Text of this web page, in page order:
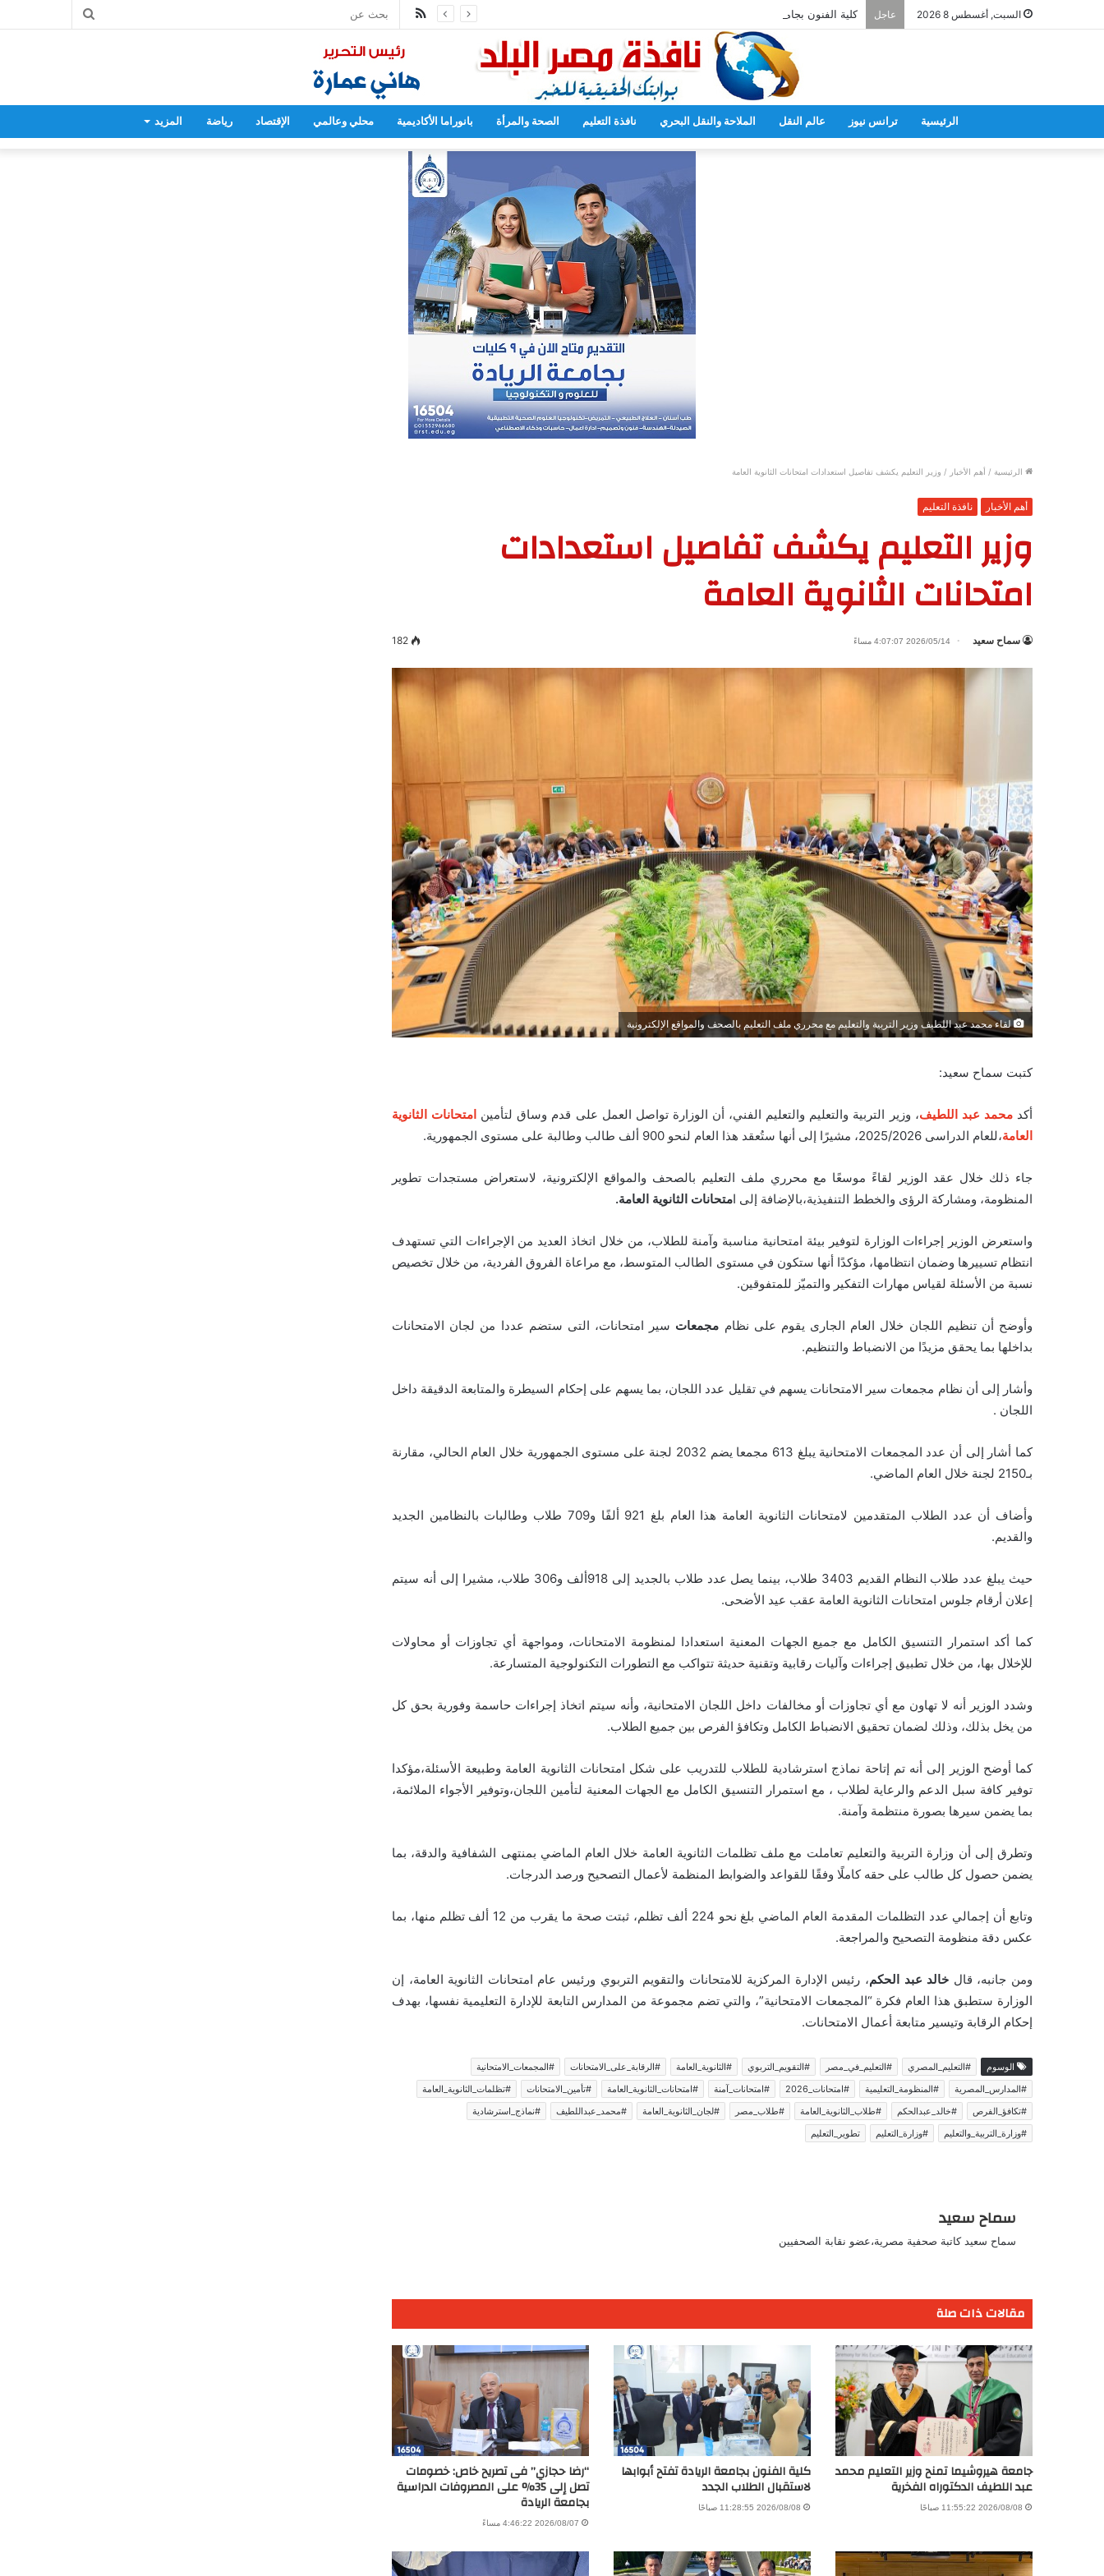
السبت, أغسطس 8 2026 عاجل كلية الفنون بجامعة الريادة تفتح أبوابها لاستقبال الطلاب الجدد
بحث
ملخص
الموقع
RSS
الرئيسية ترانس نيوز عالم النقل الملاحة والنقل البحري نافذة التعليم الصحة والمرأة بانوراما الأكاديمية محلي وعالمي الإقتصاد رياضة المزيد
الرئيسية / أهم الأخبار / وزير التعليم يكشف تفاصيل استعدادات امتحانات الثانوية العامة
أهم الأخبار نافذة التعليم
وزير التعليم يكشف تفاصيل استعدادات
امتحانات الثانوية العامة
سماح سعيد 2026/05/14 4:07:07 مساءً 182
لقاء محمد عبد اللطيف وزير التربية والتعليم مع محرري ملف التعليم بالصحف والمواقع الإلكترونية
كتبت سماح سعيد:
أكدمحمد عبد اللطيف، وزير التربية والتعليم والتعليم الفني، أن الوزارة تواصل العمل على قدم وساق لتأمين امتحانات الثانوية
العامة،للعام الدراسى 2025/2026، مشيرًا إلى أنها ستُعقد هذا العام لنحو 900 ألف طالب وطالبة على مستوى الجمهورية.
جاء ذلك خلال عقد الوزير لقاءً موسعًا مع محرري ملف التعليم بالصحف والمواقع الإلكترونية، لاستعراض مستجدات تطوير
المنظومة، ومشاركة الرؤى والخطط التنفيذية،بالإضافة إلى امتحانات الثانوية العامة.
واستعرض الوزير إجراءات الوزارة لتوفير بيئة امتحانية مناسبة وآمنة للطلاب، من خلال اتخاذ العديد من الإجراءات التي تستهدف
انتظام تسييرها وضمان انتظامها، مؤكدًا أنها ستكون في مستوى الطالب المتوسط، مع مراعاة الفروق الفردية، من خلال تخصيص
نسبة من الأسئلة لقياس مهارات التفكير والتميّز للمتفوقين.
وأوضح أن تنظيم اللجان خلال العام الجارى يقوم على نظام مجمعات سير امتحانات، التى ستضم عددا من لجان الامتحانات
بداخلها بما يحقق مزيدًا من الانضباط والتنظيم.
وأشار إلى أن نظام مجمعات سير الامتحانات يسهم في تقليل عدد اللجان، بما يسهم على إحكام السيطرة والمتابعة الدقيقة داخل
اللجان .
كما أشار إلى أن عدد المجمعات الامتحانية يبلغ 613 مجمعا يضم 2032 لجنة على مستوى الجمهورية خلال العام الحالي، مقارنة
بـ2150 لجنة خلال العام الماضي.
وأضاف أن عدد الطلاب المتقدمين لامتحانات الثانوية العامة هذا العام بلغ 921 ألفًا و709 طلاب وطالبات بالنظامين الجديد
والقديم.
حيث يبلغ عدد طلاب النظام القديم 3403 طلاب، بينما يصل عدد طلاب بالجديد إلى 918ألف و306 طلاب، مشيرا إلى أنه سيتم
إعلان أرقام جلوس امتحانات الثانوية العامة عقب عيد الأضحى.
كما أكد استمرار التنسيق الكامل مع جميع الجهات المعنية استعدادا لمنظومة الامتحانات، ومواجهة أي تجاوزات أو محاولات
للإخلال بها، من خلال تطبيق إجراءات وآليات رقابية وتقنية حديثة تتواكب مع التطورات التكنولوجية المتسارعة.
وشدد الوزير أنه لا تهاون مع أي تجاوزات أو مخالفات داخل اللجان الامتحانية، وأنه سيتم اتخاذ إجراءات حاسمة وفورية بحق كل
من يخل بذلك، وذلك لضمان تحقيق الانضباط الكامل وتكافؤ الفرص بين جميع الطلاب.
كما أوضح الوزير إلى أنه تم إتاحة نماذج استرشادية للطلاب للتدريب على شكل امتحانات الثانوية العامة وطبيعة الأسئلة،مؤكدا
توفير كافة سبل الدعم والرعاية لطلاب ، مع استمرار التنسيق الكامل مع الجهات المعنية لتأمين اللجان،وتوفير الأجواء الملائمة،
بما يضمن سيرها بصورة منتظمة وآمنة.
وتطرق إلى أن وزارة التربية والتعليم تعاملت مع ملف تظلمات الثانوية العامة خلال العام الماضي بمنتهى الشفافية والدقة، بما
يضمن حصول كل طالب على حقه كاملًا وفقًا للقواعد والضوابط المنظمة لأعمال التصحيح ورصد الدرجات.
وتابع أن إجمالي عدد التظلمات المقدمة العام الماضي بلغ نحو 224 ألف تظلم، ثبتت صحة ما يقرب من 12 ألف تظلم منها، بما
عكس دقة منظومة التصحيح والمراجعة.
ومن جانبه، قال خالد عبد الحكم، رئيس الإدارة المركزية للامتحانات والتقويم التربوي ورئيس عام امتحانات الثانوية العامة، إن
الوزارة ستطبق هذا العام فكرة “المجمعات الامتحانية”، والتي تضم مجموعة من المدارس التابعة للإدارة التعليمية نفسها، بهدف
إحكام الرقابة وتيسير متابعة أعمال الامتحانات.
الوسوم #التعليم_المصري #التعليم_في_مصر #التقويم_التربوي #الثانوية_العامة #الرقابة_على_الامتحانات
#المجمعات_الامتحانية
#المدارس_المصرية
#المنظومة_التعليمية #امتحانات_2026 #امتحانات_آمنة #امتحانات_الثانوية_العامة #تأمين_الامتحانات
#تظلمات_الثانوية_العامة
#تكافؤ_الفرص
#خالد_عبدالحكم #طلاب_الثانوية_العامة #طلاب_مصر #لجان_الثانوية_العامة #محمد_عبداللطيف
#نماذج_استرشادية
#وزارة_التربية_والتعليم
#وزارة_التعليم تطوير_التعليم
سماح سعيد
سماح سعيد كاتبة صحفية مصرية،عضو نقابة الصحفيين
مقالات ذات صلة
جامعة هيروشيما تمنح وزير التعليم محمد
عبد اللطيف الدكتوراه الفخرية
2026/08/08 11:55:22 صباحًا
كلية الفنون بجامعة الريادة تفتح أبوابها
لاستقبال الطلاب الجدد
2026/08/08 11:28:55 صباحًا
“رضا حجازي” فى تصريح خاص: خصومات
تصل إلى 35% على المصروفات الدراسية
بجامعة الريادة
2026/08/07 4:46:22 مساءً